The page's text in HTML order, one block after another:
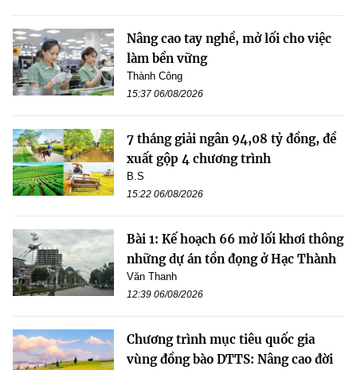
Nâng cao tay nghề, mở lối cho việc
làm bền vững
Thành Công
15:37 06/08/2026
7 tháng giải ngân 94,08 tỷ đồng, đề
xuất gộp 4 chương trình
B.S
15:22 06/08/2026
Bài 1: Kế hoạch 66 mở lối khơi thông
những dự án tồn đọng ở Hạc Thành
Văn Thanh
12:39 06/08/2026
Chương trình mục tiêu quốc gia
vùng đồng bào DTTS: Nâng cao đời